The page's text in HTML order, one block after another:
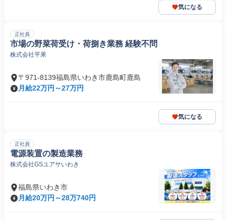
気になる
正社員
市場の野菜荷受け・荷捌き業務 経験不問
株式会社平果
〒971-8139福島県いわき市鹿島町鹿島
月給22万円～27万円
気になる
正社員
電源装置の製造業務
株式会社GSユアサいわき
福島県いわき市
月給20万円～28万740円